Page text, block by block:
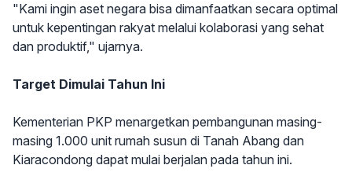
"Kami ingin aset negara bisa dimanfaatkan secara optimal
untuk kepentingan rakyat melalui kolaborasi yang sehat
dan produktif," ujarnya.
Target Dimulai Tahun Ini
Kementerian PKP menargetkan pembangunan masing-
masing 1.000 unit rumah susun di Tanah Abang dan
Kiaracondong dapat mulai berjalan pada tahun ini.